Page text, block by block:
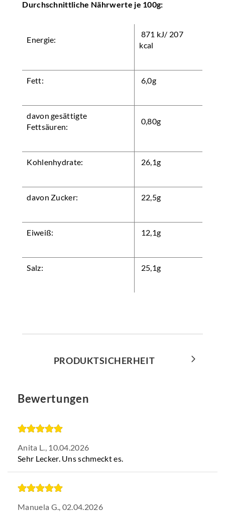
Durchschnittliche Nährwerte je 100g:
Energie:
871 kJ/ 207
kcal
Fett: 6,0g
davon gesättigte
Fettsäuren:
0,80g
Kohlenhydrate: 26,1g
davon Zucker: 22,5g
Eiweiß: 12,1g
Salz: 25,1g
PRODUKTSICHERHEIT
Bewertungen
Anita L., 10.04.2026
Sehr Lecker. Uns schmeckt es.
Manuela G., 02.04.2026